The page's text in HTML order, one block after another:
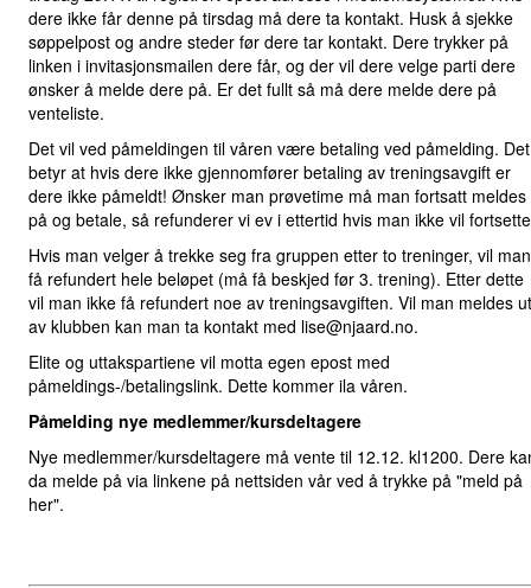
dere ikke får denne på tirsdag må dere ta kontakt. Husk å sjekke
søppelpost og andre steder før dere tar kontakt. Dere trykker på
linken i invitasjonsmailen dere får, og der vil dere velge parti dere
ønsker å melde dere på. Er det fullt så må dere melde dere på
venteliste.
Det vil ved påmeldingen til våren være betaling ved påmelding. Det
betyr at hvis dere ikke gjennomfører betaling av treningsavgift er
dere ikke påmeldt! Ønsker man prøvetime må man fortsatt meldes
på og betale, så refunderer vi ev i ettertid hvis man ikke vil
Hvis man velger å trekke seg fra gruppen etter to treninger, vil man
få refundert hele beløpet (må få beskjed før 3. trening). Etter dette
vil man ikke få refundert noe av treningsavgiften. Vil man meldes ut
av klubben kan man ta kontakt med lise@njaard.no.
Elite og uttakspartiene vil motta egen epost med
påmeldings-/betalingslink. Dette kommer ila våren.
Påmelding nye medlemmer/kursdeltagere
Nye medlemmer/kursdeltagere må vente til 12.12. kl1200. Dere
da melde på via linkene på nettsiden vår ved å trykke på "meld på
her".